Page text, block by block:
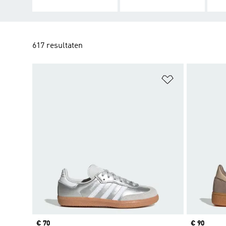
617 resultaten
Price
€ 70
Price
€ 90